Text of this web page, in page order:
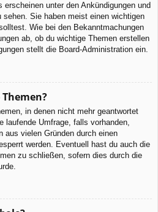
unter den Ankündigungen und
Sie haben meist einen wichtigen
Wie bei den Bekanntmachungen
ab, ob du wichtige Themen erstellen
stellt die Board-Administration ein.
in denen nicht mehr geantwortet
laufende Umfrage, falls vorhanden,
aus vielen Gründen durch einen
werden. Eventuell hast du auch die
zu schließen, sofern dies durch die